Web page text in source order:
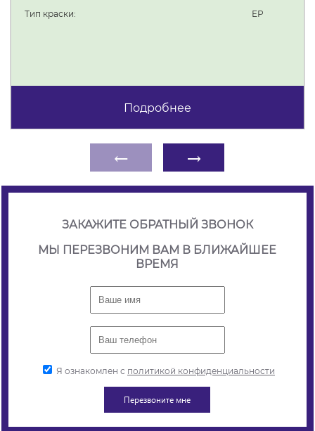
Тип краски: ЕР
Подробнее
← →
ЗАКАЖИТЕ ОБРАТНЫЙ ЗВОНОК
МЫ ПЕРЕЗВОНИМ ВАМ В БЛИЖАЙШЕЕ
ВРЕМЯ
Я ознакомлен с политикой конфиденциальности